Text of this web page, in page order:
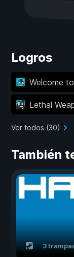
Logros
Welcome
Lethal
Ver todos (30)
También
3